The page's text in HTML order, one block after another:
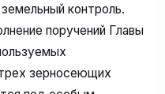
контроль.
поручений Главы
зерносеющих